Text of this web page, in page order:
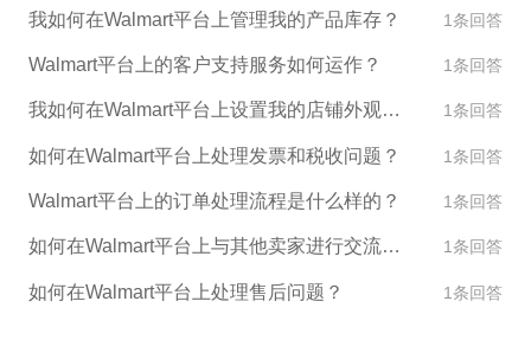
我如何在Walmart平台上管理我的产品库存？ 1条回答
Walmart平台上的客户支持服务如何运作？ 1条回答
我如何在Walmart平台上设置我的店铺外观和设计？ 1条回答
如何在Walmart平台上处理发票和税收问题？ 1条回答
Walmart平台上的订单处理流程是什么样的？ 1条回答
如何在Walmart平台上与其他卖家进行交流和合作？ 1条回答
如何在Walmart平台上处理售后问题？ 1条回答